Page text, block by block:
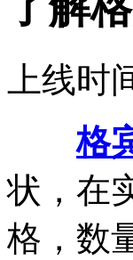
上线时
格
状，在
格，数